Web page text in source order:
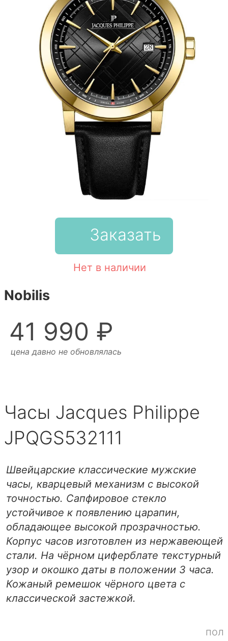
Заказать
Нет в наличии
Nobilis
41 990 ₽
цена давно не обновлялась
Часы Jacques Philippe
JPQGS532111
Швейцарские классические мужские
часы, кварцевый механизм с высокой
точностью. Сапфировое стекло
устойчивое к появлению царапин,
обладающее высокой прозрачностью.
Корпус часов изготовлен из нержавеющей
стали. На чёрном циферблате текстурный
узор и окошко даты в положении 3 часа.
Кожаный ремешок чёрного цвета с
классической застежкой.
пол